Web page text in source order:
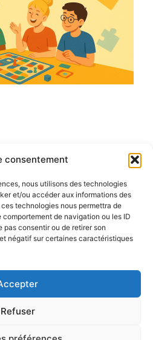
consentement
nous utilisons des technologies
et/ou accéder aux informations des
technologies nous permettra de
de navigation ou les ID
pas consentir ou de retirer son
négatif sur certaines caractéristiques
Refuser
Calendrier Google
avec plus de 160 jeux
#RENCONTRE #JEUX